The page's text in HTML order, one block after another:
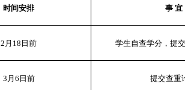
时间安排 事 宜
2 月 18 日前 学生自查学分，提
3 月 6 日前 提交查重